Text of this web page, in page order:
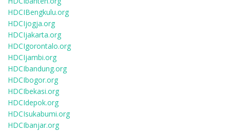
HDCIBengkulu.org
HDCIjogja.org
HDCIjakarta.org
HDCIgorontalo.org
HDCIjambi.org
HDCIbandung.org
HDCIbogor.org
HDCIbekasi.org
HDCIdepok.org
HDCIsukabumi.org
HDCIbanjar.org